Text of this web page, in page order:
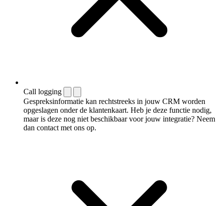
Call logging
Gespreksinformatie kan rechtstreeks in jouw CRM worden
opgeslagen onder de klantenkaart. Heb je deze functie nodig,
maar is deze nog niet beschikbaar voor jouw integratie? Neem
dan contact met ons op.